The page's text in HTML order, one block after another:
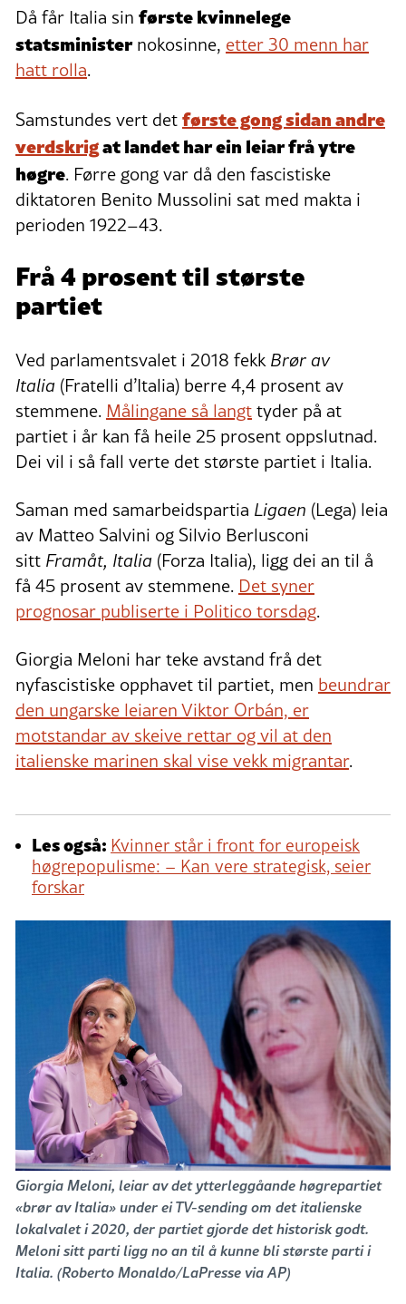
Då får Italia sin første kvinnelege
statsministernokosinne, etter 30 menn har
hatt rolla.
Samstundes vert detførste gong sidan andre
verdskrigat landet har ein leiar frå ytre
høgre. Førre gong var då den fascistiske
diktatoren Benito Mussolini sat med makta i
perioden 1922–43.
Frå 4 prosent til største
partiet
Ved parlamentsvalet i 2018 fekkBrør av
Italia (Fratelli d’Italia) berre 4,4 prosent av
stemmene. Målingane så langttyder på at
partiet i år kan få heile 25 prosent oppslutnad.
Dei vil i så fall verte det største partiet i Italia.
Saman med samarbeidspartia Ligaen (Lega) leia
av Matteo Salvini og Silvio Berlusconi
sitt Framåt, Italia (Forza Italia), ligg dei an til å
få 45 prosent av stemmene. Det syner
prognosar publiserte i Politico torsdag.
Giorgia Meloni har teke avstand frå det
nyfascistiske opphavet til partiet, men beundrar
den ungarske leiaren Viktor Orbán, er
motstandar av skeive rettar og vil at den
italienske marinen skal vise vekk migrantar.
Les også: Kvinner står i front for europeisk
høgrepopulisme: – Kan vere strategisk, seier
forskar
Giorgia Meloni, leiar av det ytterleggåande høgrepartiet
«brør av Italia» under ei TV-sending om det italienske
lokalvalet i 2020, der partiet gjorde det historisk godt.
Meloni sitt parti ligg no an til å kunne bli største parti i
Italia. (Roberto Monaldo/LaPresse via AP)